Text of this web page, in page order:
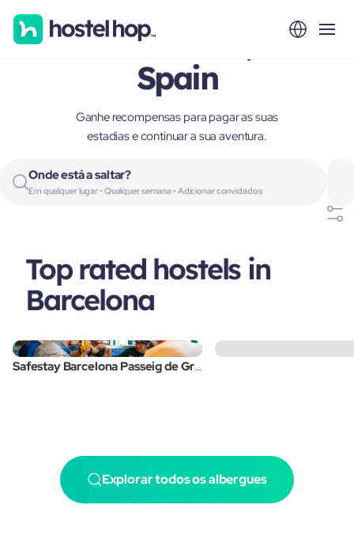
Barcelona,
Spain
Ganhe recompensas para pagar as suas
estadias e continuar a sua aventura.
Onde está a saltar?
Em qualquer lugar • Qualquer semana • Adicionar convidados
Top rated hostels in
Barcelona
Safestay Barcelona Passeig de Gràcia
Explorar todos os albergues